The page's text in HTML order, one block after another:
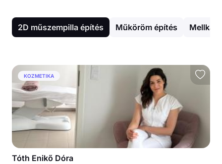
2D műszempilla építés Műköröm építés Mellkas
KOZMETIKA
Tóth Enikő Dóra